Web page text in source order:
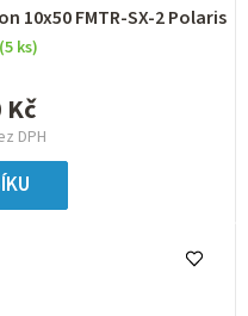
10x50 FMTR-SX-2 Polaris
(5 ks)
DPH
Kč